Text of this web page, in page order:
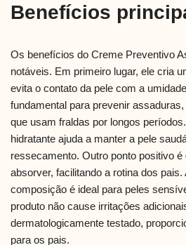
Benefícios
Os benefícios do Creme Preventivo
notáveis. Em primeiro lugar, ele cria
evita o contato da pele com a
fundamental para prevenir
que usam fraldas por longos
hidratante ajuda a manter a pele
ressecamento. Outro ponto positivo
absorver, facilitando a rotina dos
composição é ideal para peles
produto não cause irritações
dermatologicamente testado,
para os pais.